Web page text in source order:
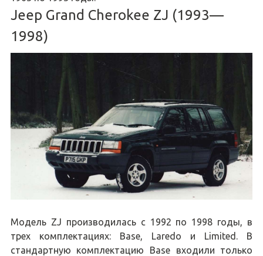
Jeep Grand Cherokee ZJ (1993—
1998)
Модель ZJ производилась с 1992 по 1998 годы, в
трех комплектациях: Base, Laredo и Limited. В
стандартную комплектацию Base входили только